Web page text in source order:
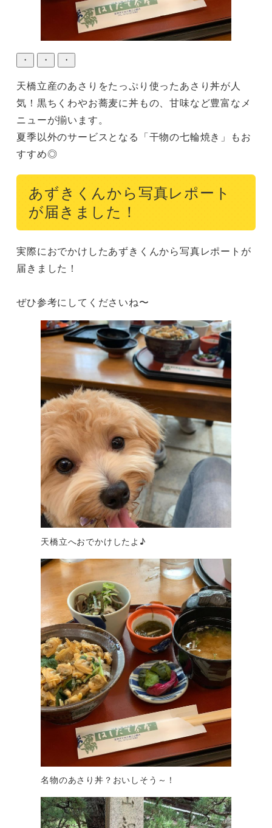
・ ・ ・
天橋立産のあさりをたっぷり使ったあさり丼が人
気！黒ちくわやお蕎麦に丼もの、甘味など豊富なメ
ニューが揃います。
夏季以外のサービスとなる「干物の七輪焼き」もお
あずきくんから写真レポート
が届きました！
実際におでかけしたあずきくんから写真レポートが
届きました！
ぜひ参考にしてくださいね〜
天橋立へおでかけしたよ♪
名物のあさり丼？おいしそう～！